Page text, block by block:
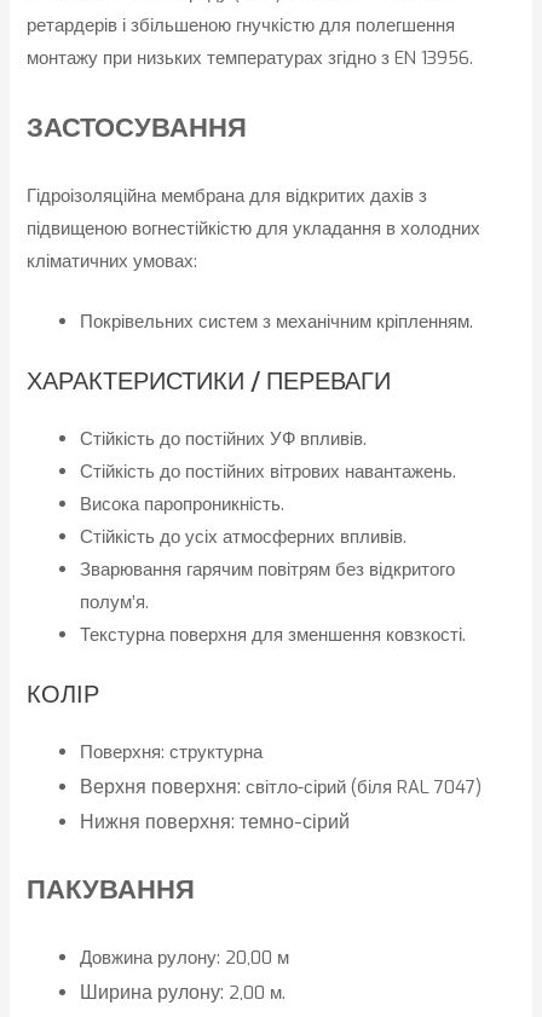
ретардерів і збільшеною гнучкістю для полегшення
монтажу при низьких температурах згідно з EN 13956.
ЗАСТОСУВАННЯ
Гідроізоляційна мембрана для відкритих дахів з
підвищеною вогнестійкістю для укладання в холодних
кліматичних умовах:
Покрівельних систем з механічним кріпленням.
ХАРАКТЕРИСТИКИ / ПЕРЕВАГИ
Стійкість до постійних УФ впливів.
Стійкість до постійних вітрових навантажень.
Висока паропроникність.
Стійкість до усіх атмосферних впливів.
Зварювання гарячим повітрям без відкритого
полум’я.
Текстурна поверхня для зменшення ковзкості.
КОЛІР
Поверхня: структурна
Верхня поверхня:світло-сірий (біля RAL 7047)
Нижня поверхня: темно-сірий
ПАКУВАННЯ
Довжина рулону: 20,00 м
Ширина рулону: 2,00 м.